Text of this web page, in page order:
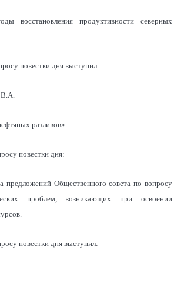
восстановления продуктивности северных
повестки дня выступил:
В.А.
разливов».
повестки дня:
предложений Общественного совета по вопросу
проблем, возникающих при освоении
повестки дня выступил: